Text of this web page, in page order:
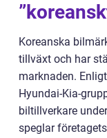
Koreanska
tillväxt och har
marknaden.
Hyundai-Kia-
biltillverkare
speglar